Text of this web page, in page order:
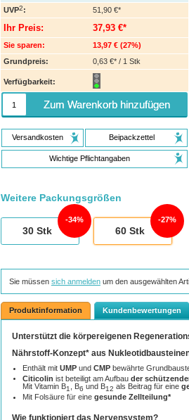
UVP2: 51,90 €*
Ihr Preis: 37,93 €*
Sie sparen: 13,97 € (27%)
Grundpreis:
0,63 €* / 1 Stk
Verfügbarkeit:
Zum Warenkorb hinzufügen
Versandkosten Beipackzettel
Wichtige Pflichtangaben
Weitere Packungsgrößen
30Stk
34%
60Stk
27%
Sie müssen sich anmeldenum den ausgewählten
Produktinformation Kundenbewertungen
Unterstützt die körpereigenen
Nährstoff-Konzept* aus
Enthält mit UMPund CMPbewährte
Citicolin ist beteiligt am Aufbau der
Mit Vitamin B1 , B6 und B12 als Beitrag für eine
Mit Folsäure für eine gesunde Zellteilung*